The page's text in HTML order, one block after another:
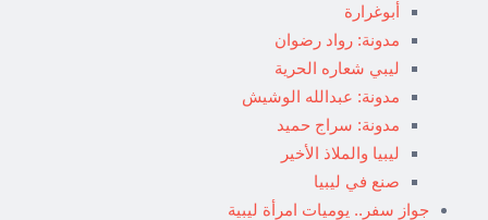
أبوغرارة
مدونة: رواد رضوان
ليبي شعاره الحرية
مدونة: عبدالله الوشيش
مدونة: سراج حميد
ليبيا والملاذ الأخير
صنع في ليبيا
جواز سفر.. يوميات امرأة ليبية